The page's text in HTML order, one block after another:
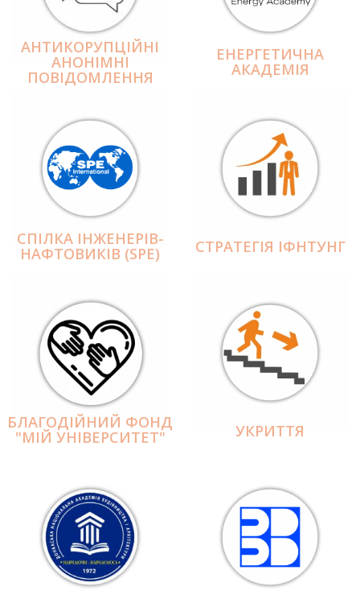
АНТИКОРУПЦІЙНІ
АНОНІМНІ
ПОВІДОМЛЕННЯ
ЕНЕРГЕТИЧНА
АКАДЕМІЯ
СПІЛКА ІНЖЕНЕРІВ-
НАФТОВИКІВ (SPE) СТРАТЕГІЯ ІФНТУНГ
БЛАГОДІЙНИЙ ФОНД
"МІЙ УНІВЕРСИТЕТ" УКРИТТЯ